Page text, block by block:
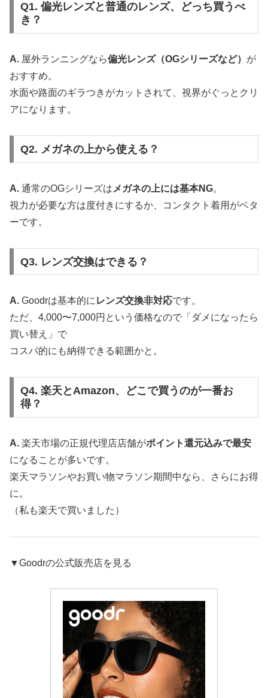
Q1. 偏光レンズと普通のレンズ、どっち買うべ
き？
A. 屋外ランニングなら偏光レンズ（OGシリーズなど） が
おすすめ。
水面や路面のギラつきがカットされて、視界がぐっとクリ
アになります。
Q2. メガネの上から使える？
A. 通常のOGシリーズは メガネの上には基本NG。
視力が必要な方は度付きにするか、コンタクト着用がベタ
ーです。
Q3. レンズ交換はできる？
A. Goodrは基本的にレンズ交換非対応です。
ただ、4,000〜7,000円という価格なので「ダメになったら
買い替え」で
コスパ的にも納得できる範囲かと。
Q4. 楽天とAmazon、どこで買うのが一番お
得？
A. 楽天市場の正規代理店店舗がポイント還元込みで最安
になることが多いです。
楽天マラソンやお買い物マラソン期間中なら、さらにお得
に。
（私も楽天で買いました）
▼Goodrの公式販売店を見る